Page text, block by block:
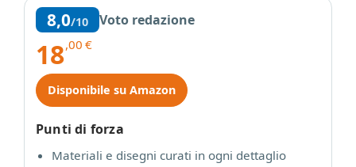
8,0/10 Voto redazione
18,00 €
Disponibile su Amazon
Punti di forza
Materiali e disegni curati in ogni dettaglio